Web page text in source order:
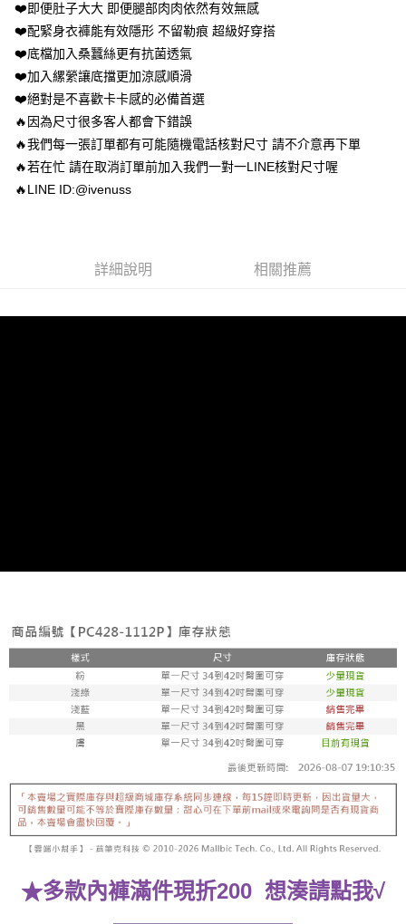
【注意事項】
１．透過由恩沛科技股份有限公司提供之「AFTEE先享後付」服務完成之交
易，需依本服務之必要範圍內提供個人資料，並將交易相關給付款項請求債
２．關於個人資料處理事宜，請瀏覽以下網址：
https://aftee.tw/terms/#terms3
３．未成年的使用者請事先徵得法定代理人或監護人之同意方可使用
「AFTEE先享後付」，若未經同意申辦者引起之損失，本公司不負相關責
任。
４．使用「AFTEE先享後付」時，將依據個別帳號之用戶狀況，依本公司即
請求用戶進行身份認證。
7-11 取貨付款約3～4天到貨
每筆NT$80，滿NT$799(含以上)免運費
付款後7-11取貨
每筆NT$80，滿NT$799(含以上)免運費
宅配
每筆NT$80，滿NT$799(含以上)免運費
❤️即便肚子大大 即便腿部肉肉依然有效無感
❤️配緊身衣褲能有效隱形 不留勒痕 超級好穿搭
❤️底檔加入桑蠶絲更有抗菌透氣
❤️加入縲縈讓底擋更加涼感順滑
❤️絕對是不喜歡卡卡感的必備首選
🔥因為尺寸很多客人都會下錯誤
🔥我們每一張訂單都有可能隨機電話核對尺寸 請不介意再下單
🔥若在忙 請在取消訂單前加入我們一對一LINE核對尺寸喔
🔥LINE ID:@ivenuss
詳細說明 相關推薦
★多款內褲滿件現折200 想湊請點我√